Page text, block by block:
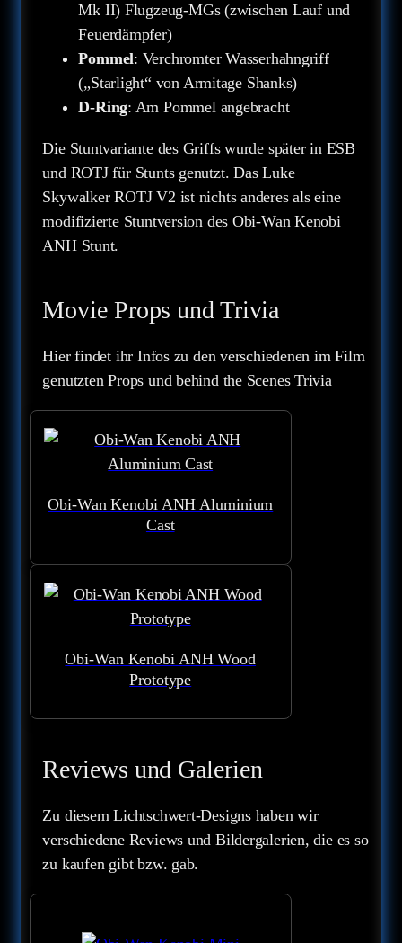
Mk II) Flugzeug-MGs (zwischen Lauf und
Feuerdämpfer)
Pommel: Verchromter Wasserhahngriff
(„Starlight“ von Armitage Shanks)
D-Ring: Am Pommel angebracht
Die Stuntvariante des Griffs wurde später in ESB
und ROTJ für Stunts genutzt. Das Luke
Skywalker ROTJ V2 ist nichts anderes als eine
modifizierte Stuntversion des Obi-Wan Kenobi
ANH Stunt.
Movie Props und Trivia
Hier findet ihr Infos zu den verschiedenen im Film
genutzten Props und behind the Scenes Trivia
Obi-Wan Kenobi ANH Aluminium
Cast
Obi-Wan Kenobi ANH Wood
Prototype
Reviews und Galerien
Zu diesem Lichtschwert-Designs haben wir
verschiedene Reviews und Bildergalerien, die es so
zu kaufen gibt bzw. gab.